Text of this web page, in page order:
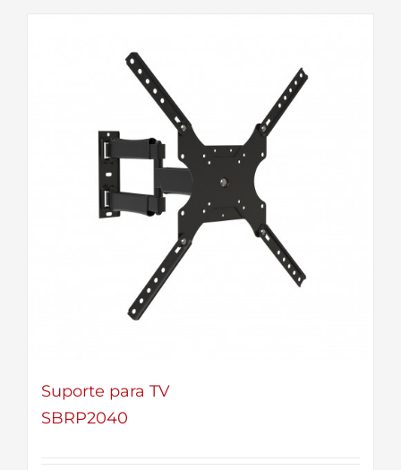
Suporte para TV
SBRP2040